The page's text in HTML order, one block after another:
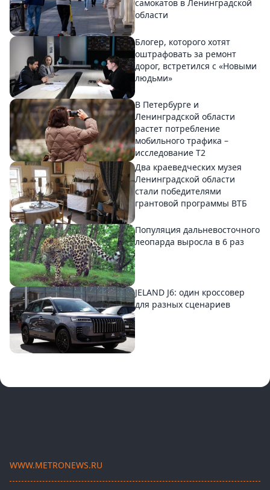
самокатов в Ленинградской
области
Блогер, которого хотят
оштрафовать за ремонт
дорог, встретился с «Новыми
людьми»
В Петербурге и
Ленинградской области
растет потребление
мобильного трафика –
исследование T2
Два краеведческих музея
Ленинградской области
стали победителями
грантовой программы ВТБ
Популяция дальневосточного
леопарда выросла в 6 раз
JELAND J6: один кроссовер
для разных сценариев
WWW.METRONEWS.RU